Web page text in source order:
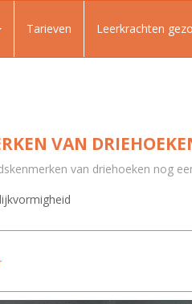
Tarieven Leerkrachten
VAN
van driehoeken nog